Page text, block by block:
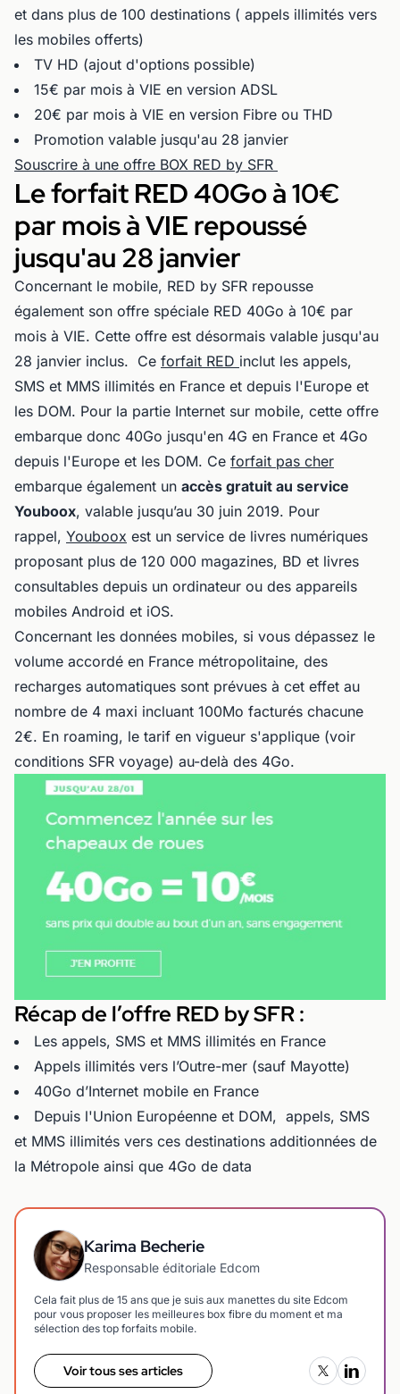
et dans plus de 100 destinations ( appels illimités vers
les mobiles offerts)
TV HD (ajout d'options possible)
15€ par mois à VIE en version ADSL
20€ par mois à VIE en version Fibre ou THD
Promotion valable jusqu'au 28 janvier
Souscrire à une offre BOX RED by SFR
Le forfait RED 40Go à 10€
par mois à VIE repoussé
jusqu'au 28 janvier
Concernant le mobile, RED by SFR repousse
également son offre spéciale RED 40Go à 10€ par
mois à VIE. Cette offre est désormais valable jusqu'au
28 janvier inclus. Ce forfait RED inclut les appels,
SMS et MMS illimités en France et depuis l'Europe et
les DOM. Pour la partie Internet sur mobile, cette offre
embarque donc 40Go jusqu'en 4G en France et 4Go
depuis l'Europe et les DOM. Ce forfait pas cher
embarque également un accès gratuit au service
Youboox, valable jusqu’au 30 juin 2019. Pour
rappel, Youboox est un service de livres numériques
proposant plus de 120 000 magazines, BD et livres
consultables depuis un ordinateur ou des appareils
mobiles Android et iOS.
Concernant les données mobiles, si vous dépassez le
volume accordé en France métropolitaine, des
recharges automatiques sont prévues à cet effet au
nombre de 4 maxi incluant 100Mo facturés chacune
2€. En roaming, le tarif en vigueur s'applique (voir
conditions SFR voyage) au-delà des 4Go.
Récap de l’offre RED by SFR :
Les appels, SMS et MMS illimités en France
Appels illimités vers l’Outre-mer (sauf Mayotte)
40Go d’Internet mobile en France
Depuis l'Union Européenne et DOM, appels, SMS
et MMS illimités vers ces destinations additionnées de
la Métropole ainsi que 4Go de data
Karima Becherie
Responsable éditoriale Edcom
Cela fait plus de 15 ans que je suis aux manettes du site Edcom
pour vous proposer les meilleures box fibre du moment et ma
sélection des top forfaits mobile.
Voir tous ses articles